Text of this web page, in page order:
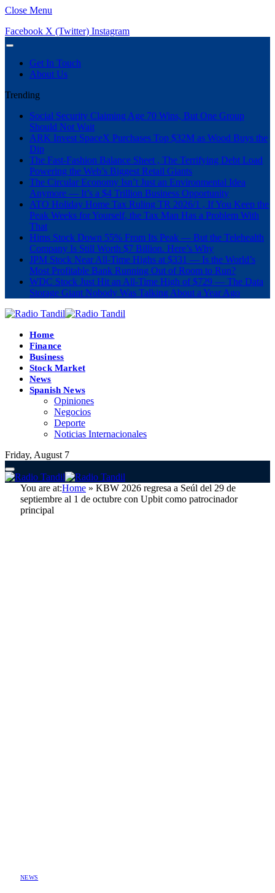
Close Menu
Facebook X (Twitter) Instagram
Get In Touch
About Us
Trending
Social Security Claiming Age 70 Wins, But One Group
Should Not Wait
ARK Invest SpaceX Purchases Top $32M as Wood Buys the
Dip
The Fast-Fashion Balance Sheet , The Terrifying Debt Load
Powering the Web’s Biggest Retail Giants
The Circular Economy Isn’t Just an Environmental Idea
Anymore — It’s a $4 Trillion Business Opportunity
ATO Holiday Home Tax Ruling TR 2026/1 , If You Keep the
Peak Weeks for Yourself, the Tax Man Has a Problem With
That
Hims Stock Down 55% From Its Peak — But the Telehealth
Company Is Still Worth $7 Billion. Here’s Why
JPM Stock Near All-Time Highs at $331 — Is the World’s
Most Profitable Bank Running Out of Room to Run?
WDC Stock Just Hit an All-Time High of $729 — The Data
Storage Giant Nobody Was Talking About a Year Ago
Home
Finance
Business
Stock Market
News
Spanish News
Opiniones
Negocios
Deporte
Noticias Internacionales
Friday, August 7
You are at:Home » KBW 2026 regresa a Seúl del 29 de
septiembre al 1 de octubre con Upbit como patrocinador
principal
NEWS